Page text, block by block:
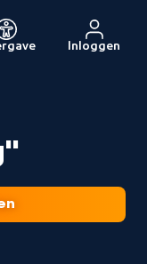
Inloggen